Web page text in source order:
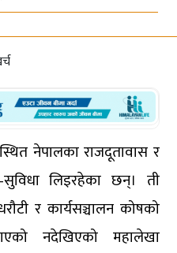
नेपालका राजदूतावास र
लिइरहेका छन्। ती
र कार्यसञ्चालन कोषको
नदेखिएको महालेखा